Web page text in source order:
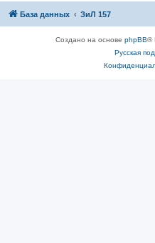
База данных ЗиЛ 157
Создано на основе phpBB®
Русская